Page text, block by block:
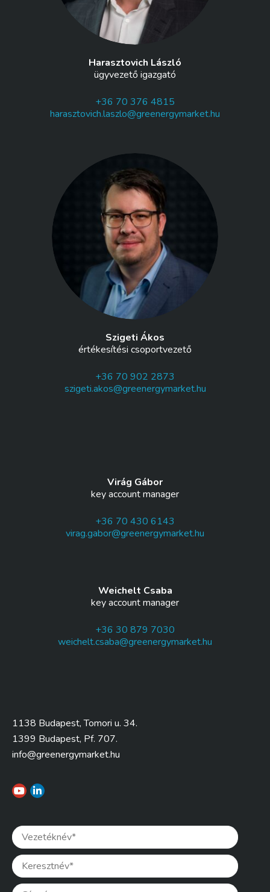
Harasztovich László
ügyvezető igazgató
+36 70 376 4815
harasztovich.laszlo@greenergymarket.hu
Szigeti Ákos
értékesítési csoportvezető
+36 70 902 2873
szigeti.akos@greenergymarket.hu
Virág Gábor
key account manager
+36 70 430 6143
virag.gabor@greenergymarket.hu
Weichelt Csaba
key account manager
+36 30 879 7030
weichelt.csaba@greenergymarket.hu
1138 Budapest, Tomori u. 34.
1399 Budapest, Pf. 707.
info@greenergymarket.hu